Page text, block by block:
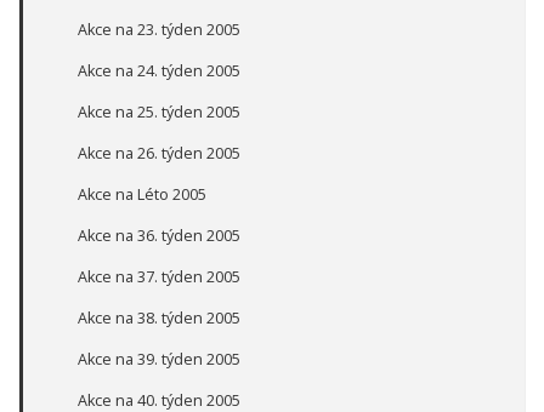
Akce na 23. týden 2005
Akce na 24. týden 2005
Akce na 25. týden 2005
Akce na 26. týden 2005
Akce na Léto 2005
Akce na 36. týden 2005
Akce na 37. týden 2005
Akce na 38. týden 2005
Akce na 39. týden 2005
Akce na 40. týden 2005